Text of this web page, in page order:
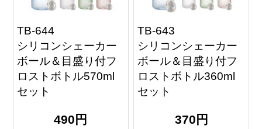
TB-644
シリコンシェーカー
ボール＆目盛り付フ
ロストボトル570ml
セット
490円
TB-643
シリコンシェーカー
ボール＆目盛り付フ
ロストボトル360ml
セット
370円